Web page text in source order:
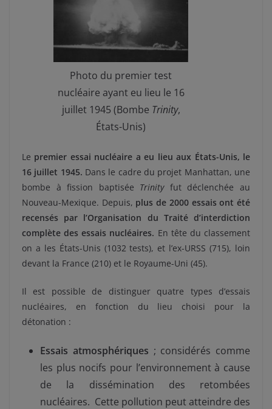
Photo du premier test
nucléaire ayant eu lieu le 16
juillet 1945 (Bombe Trinity,
États-Unis)
Le premier essai nucléaire a eu lieu aux États-Unis, le
16 juillet 1945. Dans le cadre du projet Manhattan, une
bombe à fission baptisée Trinityfut déclenchée au
Nouveau-Mexique. Depuis, plus de 2000 essais ont été
recensés par l’Organisation du Traité d’interdiction
complète des essais nucléaires. En tête du classement
on a les États-Unis (1032 tests), et l’ex-URSS (715), loin
devant la France (210) et le Royaume-Uni (45).
Il est possible de distinguer quatre types d’essais
nucléaires, en fonction du lieu choisi pour la
détonation :
Essais atmosphériques ; considérés comme
les plus nocifs pour l’environnement à cause
de la dissémination des retombées
nucléaires. Cette pollution peut atteindre des